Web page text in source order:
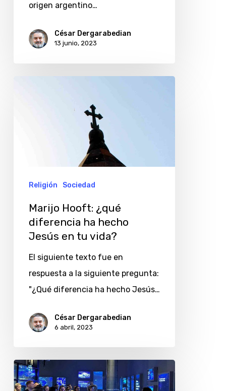
origen argentino…
César Dergarabedian
13 junio, 2023
Jesús
vida?
Religión Sociedad
Marijo Hooft: ¿qué
diferencia ha hecho
Jesús en tu vida?
El siguiente texto fue en
respuesta a la siguiente pregunta:
"¿Qué diferencia ha hecho Jesús…
César Dergarabedian
6 abril, 2023
Exposición
Conectados